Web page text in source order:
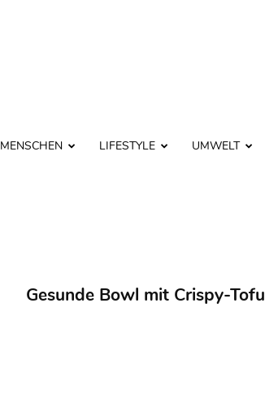
MENSCHEN LIFESTYLE UMWELT
Gesunde Bowl mit Crispy-Tofu